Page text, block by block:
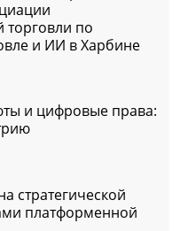
по
и ИИ в Харбине
и цифровые права:
стратегической
платформенной